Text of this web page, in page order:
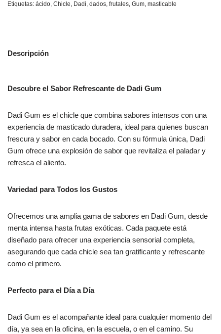
Etiquetas: ácido, Chicle, Dadi, dados, frutales, Gum, masticable
Descripción
Descubre el Sabor Refrescante de Dadi Gum
Dadi Gum es el chicle que combina sabores intensos con una
experiencia de masticado duradera, ideal para quienes buscan
frescura y sabor en cada bocado. Con su fórmula única, Dadi
Gum ofrece una explosión de sabor que revitaliza el paladar y
refresca el aliento.
Variedad para Todos los Gustos
Ofrecemos una amplia gama de sabores en Dadi Gum, desde
menta intensa hasta frutas exóticas. Cada paquete está
diseñado para ofrecer una experiencia sensorial completa,
asegurando que cada chicle sea tan gratificante y refrescante
como el primero.
Perfecto para el Día a Día
Dadi Gum es el acompañante ideal para cualquier momento del
día, ya sea en la oficina, en la escuela, o en el camino. Su